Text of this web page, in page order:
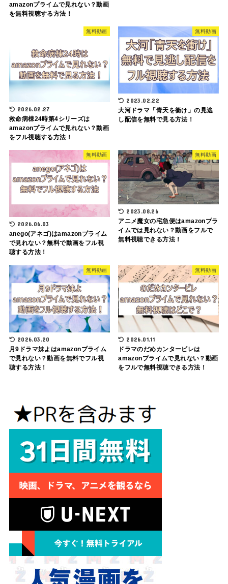
amazonプライムで見れない？動画
を無料視聴する方法！
無料動画
2026.02.27
救命病棟24時第4シリーズは
amazonプライムで見れない？動画
をフル視聴する方法！
無料動画
2023.02.22
大河ドラマ「青天を衝け」の見逃
し配信を無料で見る方法！
無料動画
2026.06.03
anego(アネゴ)はamazonプライム
で見れない？無料で動画をフル視
聴する方法！
無料動画
2023.08.26
アニメ魔女の宅急便はamazonプラ
イムでは見れない？動画をフルで
無料視聴できる方法！
無料動画
2026.03.20
月9ドラマ妹よはamazonプライム
で見れない？動画を無料でフル視
聴する方法！
無料動画
2026.01.11
ドラマのだめカンタービレは
amazonプライムで見れない？動画
をフルで無料視聴できる方法！